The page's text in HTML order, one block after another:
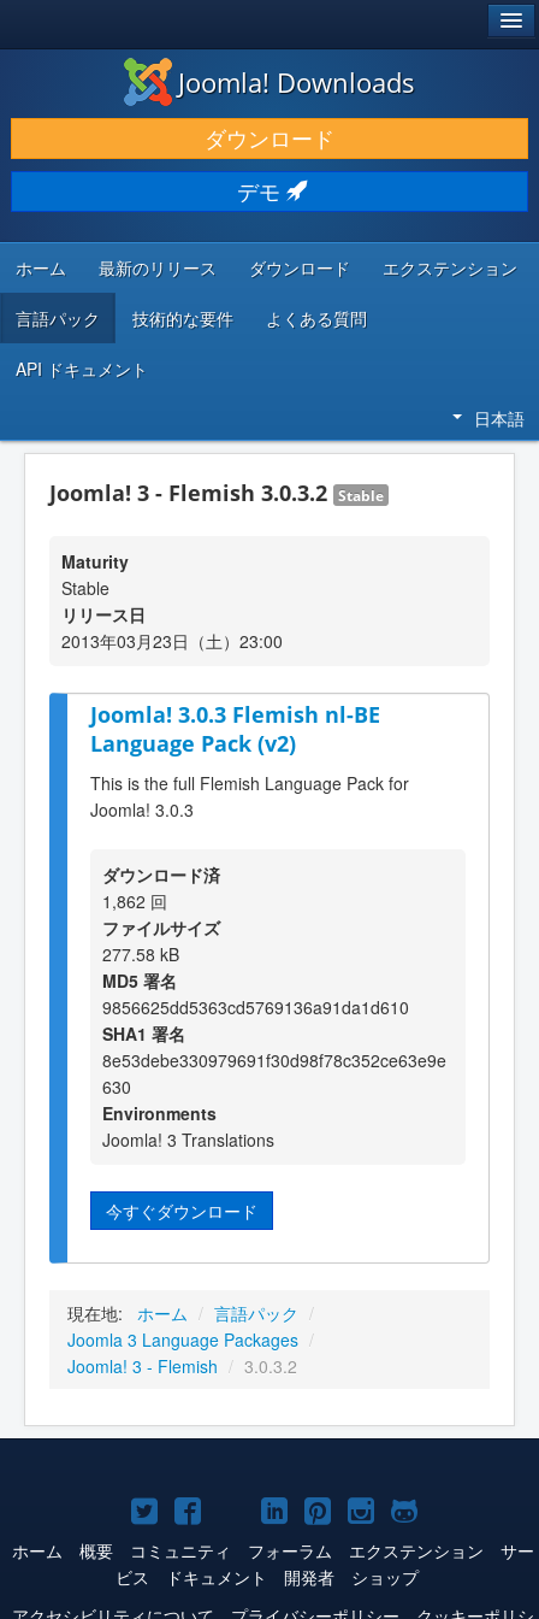
ダウンロードと機能拡張
発見と学び
コミュニティとサポート
開発者向けリソース
Joomla! Downloads
ダウンロード
デモ
ホーム 最新のリリース ダウンロード エクステンション
言語パック 技術的な要件 よくある質問
API ドキュメント
日本語
Joomla! 3 - Flemish 3.0.3.2 Stable
Maturity
Stable
リリース日
2013年03月23日（土）23:00
Joomla! 3.0.3 Flemish nl-BE
Language Pack (v2)
This is the full Flemish Language Pack for
Joomla! 3.0.3
ダウンロード済
1,862 回
ファイルサイズ
277.58 kB
MD5 署名
9856625dd5363cd5769136a91da1d610
SHA1 署名
8e53debe330979691f30d98f78c352ce63e9e
630
Environments
Joomla! 3 Translations
今すぐダウンロード
現在地: ホーム / 言語パック /
Joomla 3 Language Packages /
Joomla! 3 - Flemish / 3.0.3.2
Joomla!
Twitter
Joomla!
Facebook
Joomla!
YouTube
Joomla!
LinkedIn
Joomla!
Pinterest
Joomla!
Instagram
Joomla!
GitHub
ホーム 概要 コミュニティ フォーラム エクステンション
サー
ビス
ドキュメント 開発者
ショップ